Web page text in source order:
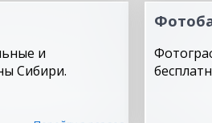
и
Сибири.